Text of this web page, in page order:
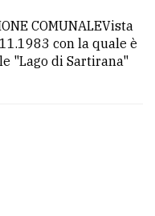
COMUNALEVista
con la quale è
"Lago di Sartirana"